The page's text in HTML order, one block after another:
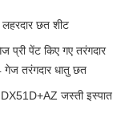
लहरदार छत शीट
प्री पेंट किए गए तरंगदार
तरंगदार धातु छत
जस्ती इस्पात